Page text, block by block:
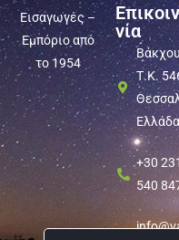
Εισαγωγές –
Εμπόριο από
το 1954
νία
Τ.Κ.
Ελλάδα
+30
540